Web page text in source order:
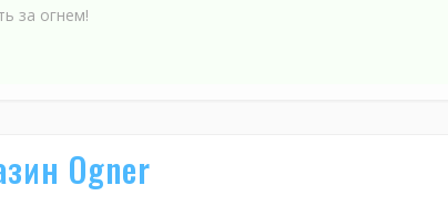
за огнем!
Ogner